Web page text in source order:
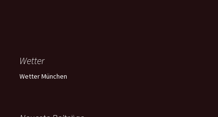
Wetter
Wetter München